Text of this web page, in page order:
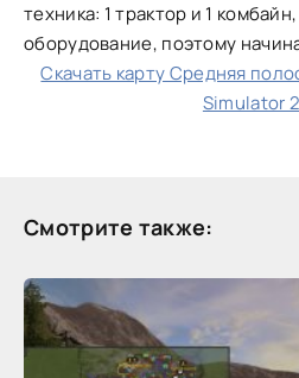
техника: 1 трактор и 1
оборудование, поэтому
Скачать карту Средняя
Simulator
Смотрите также: